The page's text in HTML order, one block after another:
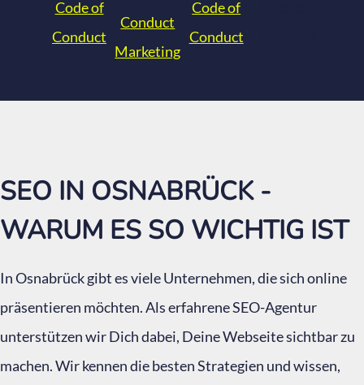
SEO IN OSNABRÜCK -
WARUM ES SO WICHTIG IST
In Osnabrück gibt es viele Unternehmen, die sich online
präsentieren möchten. Als erfahrene SEO-Agentur
unterstützen wir Dich dabei, Deine Webseite sichtbar zu
machen. Wir kennen die besten Strategien und wissen,